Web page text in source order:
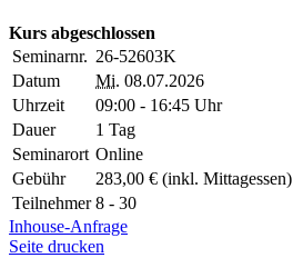
Kurs abgeschlossen
Seminarnr. 26-52603K
Datum
Mi. 08.07.2026
Uhrzeit
09:00 - 16:45 Uhr
Dauer
1 Tag
Seminarort Online
Gebühr
283,00 € (inkl. Mittagessen)
Teilnehmer 8 - 30
Inhouse-Anfrage
Seite drucken